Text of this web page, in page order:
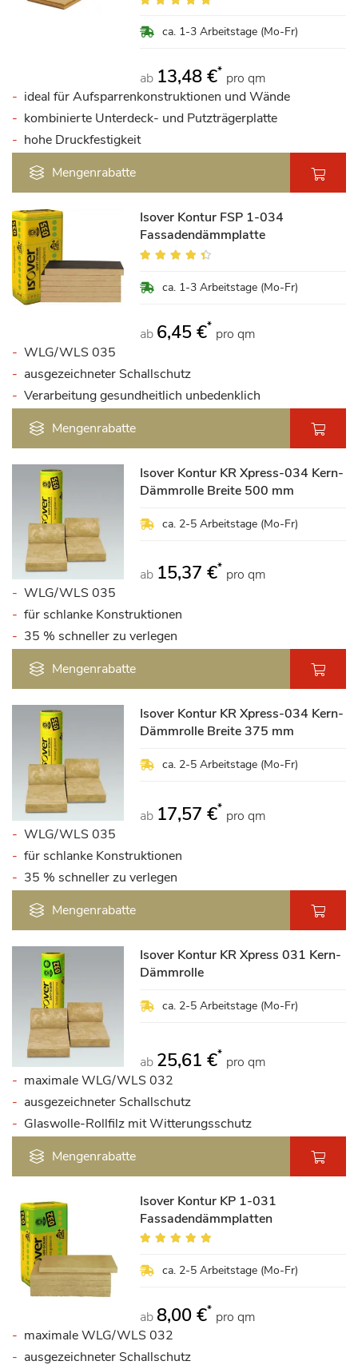
ca. 1-3 Arbeitstage (Mo-Fr)
ab 13,48 €* pro qm
ideal für Aufsparrenkonstruktionen und Wände
kombinierte Unterdeck- und Putzträgerplatte
hohe Druckfestigkeit
Mengenrabatte
Isover Kontur FSP 1-034
Fassadendämmplatte
Bewertung:
ca. 1-3 Arbeitstage (Mo-Fr)
ab 6,45 €* pro qm
WLG/WLS 035
ausgezeichneter Schallschutz
Verarbeitung gesundheitlich unbedenklich
Mengenrabatte
Isover Kontur KR Xpress-034 Kern-
Dämmrolle Breite 500 mm
ca. 2-5 Arbeitstage (Mo-Fr)
ab 15,37 €* pro qm
WLG/WLS 035
für schlanke Konstruktionen
35 % schneller zu verlegen
Mengenrabatte
Isover Kontur KR Xpress-034 Kern-
Dämmrolle Breite 375 mm
ca. 2-5 Arbeitstage (Mo-Fr)
ab 17,57 €* pro qm
WLG/WLS 035
für schlanke Konstruktionen
35 % schneller zu verlegen
Mengenrabatte
Isover Kontur KR Xpress 031 Kern-
Dämmrolle
ca. 2-5 Arbeitstage (Mo-Fr)
ab 25,61 €* pro qm
maximale WLG/WLS 032
ausgezeichneter Schallschutz
Glaswolle-Rollfilz mit Witterungsschutz
Mengenrabatte
Isover Kontur KP 1-031
Fassadendämmplatten
Bewertung:
ca. 2-5 Arbeitstage (Mo-Fr)
ab 8,00 €* pro qm
maximale WLG/WLS 032
ausgezeichneter Schallschutz